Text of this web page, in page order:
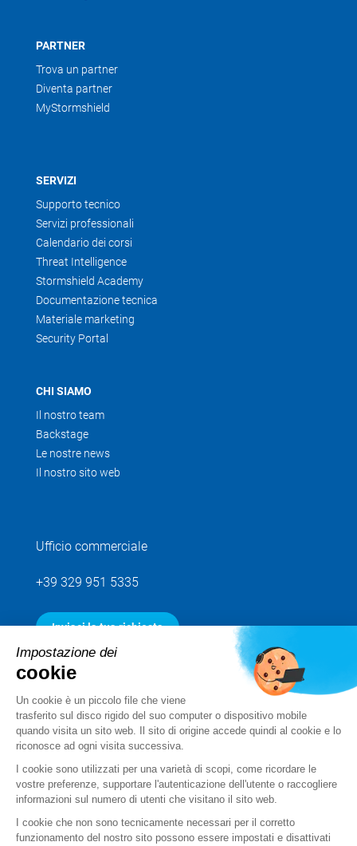
PARTNER
Trova un partner
Diventa partner
MyStormshield
SERVIZI
Supporto tecnico
Servizi professionali
Calendario dei corsi
Threat Intelligence
Stormshield Academy
Documentazione tecnica
Materiale marketing
Security Portal
CHI SIAMO
Il nostro team
Backstage
Le nostre news
Il nostro sito web
Ufficio commerciale
+39 329 951 5335
Inviaci la tua richiesta
Seguici
Impostazione dei
cookie
Un cookie è un piccolo file che viene
trasferito sul disco rigido del suo computer o dispositivo mobile
quando visita un sito web. Il sito di origine accede quindi al cookie e lo
riconosce ad ogni visita successiva.
I cookie sono utilizzati per una varietà di scopi, come ricordare le
vostre preferenze, supportare l'autenticazione dell'utente o raccogliere
informazioni sul numero di utenti che visitano il sito web.
I cookie che non sono tecnicamente necessari per il corretto
funzionamento del nostro sito possono essere impostati e disattivati